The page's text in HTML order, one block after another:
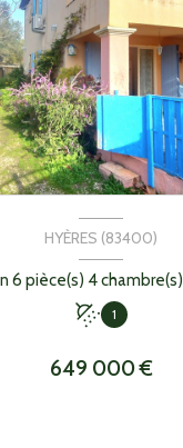
HYÈRES (83400)
1
649 000 €